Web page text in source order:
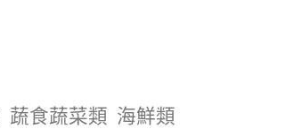
蔬食蔬菜類 海鮮類